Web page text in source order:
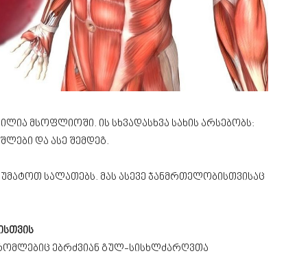
მსოფლიოში. ის სხვადასხვა სახის არსებობს:
და ასე შემდეგ.
სალათებს. მას ასევე ჯანმრთელობისთვისაც
ებრძვიან გულ-სისხლძარღვთა